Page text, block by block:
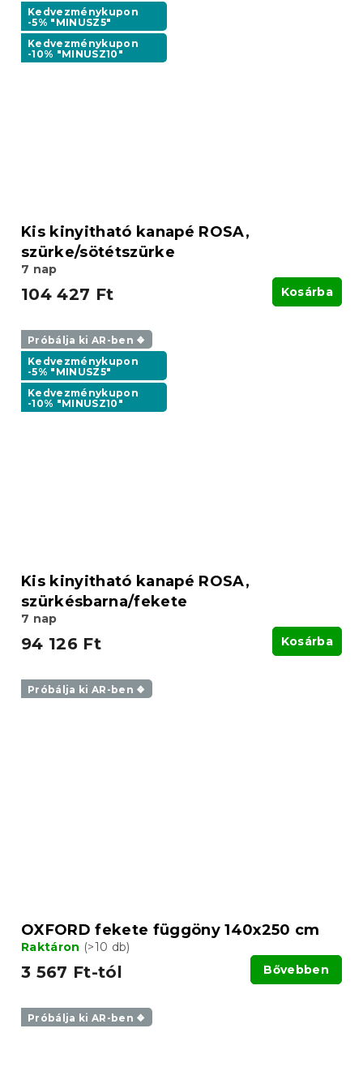
Kedvezménykupon
-5% "MINUSZ5"
Kedvezménykupon
-10% "MINUSZ10"
Kis kinyitható kanapé ROSA,
szürke/sötétszürke
7 nap
104 427 Ft Kosárba
Próbálja ki AR-ben ❖
Kedvezménykupon
-5% "MINUSZ5"
Kedvezménykupon
-10% "MINUSZ10"
Kis kinyitható kanapé ROSA,
szürkésbarna/fekete
7 nap
94 126 Ft Kosárba
Próbálja ki AR-ben ❖
OXFORD fekete függöny 140x250 cm
Raktáron (>10 db)
3 567 Ft-tól Bővebben
Próbálja ki AR-ben ❖